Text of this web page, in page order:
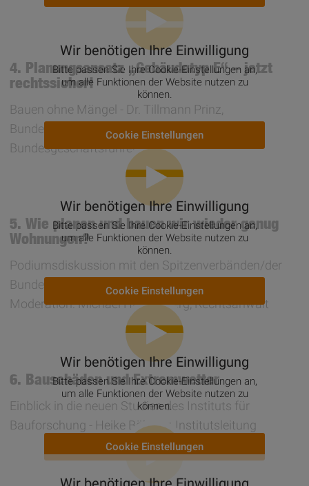
Wir benötigen Ihre Einwilligung
Bitte passen Sie Ihre Cookie-Einstellungen an,
um alle Funktionen der Website nutzen zu
können.
Cookie Einstellungen
4. Planungsansatz „Gebäudetyp E“ – jetzt
rechtssicher!
Bauen ohne Mängel - Dr. Tillmann Prinz,
Bundesarchitektenkammer
Bundesgeschäftsführer
Wir benötigen Ihre Einwilligung
Bitte passen Sie Ihre Cookie-Einstellungen an,
um alle Funktionen der Website nutzen zu
können.
Cookie Einstellungen
5. Wie planen und bauen wir wieder genug
Wohnungen?
Podiumsdiskussion mit den Spitzenverbänden/der
Bundesarchitektenkammer
Moderation: Michael Halstenberg, Rechtsanwalt
Wir benötigen Ihre Einwilligung
Bitte passen Sie Ihre Cookie-Einstellungen an,
um alle Funktionen der Website nutzen zu
können.
Cookie Einstellungen
6. Bauschäden und Extremwetter
Einblick in die neuen Studien des Instituts für
Bauforschung - Heike Böhmer, Institutsleitung